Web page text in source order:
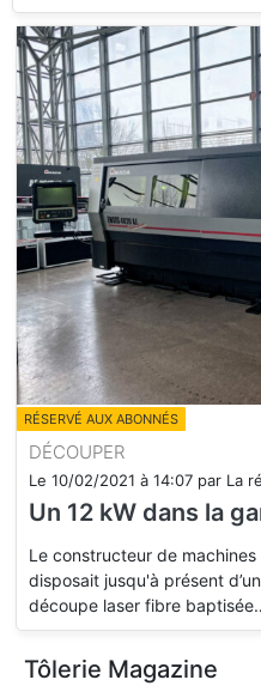
RÉSERVÉ AUX ABONNÉS
DÉCOUPER
Le 10/02/2021 à 14:07 par La
Un 12 kW dans la
Le constructeur de
disposait jusqu'à présent
découpe laser fibre
Tôlerie Magazine